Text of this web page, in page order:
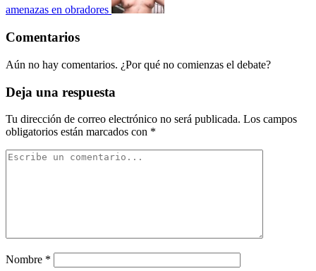
amenazas en obradores
Comentarios
Aún no hay comentarios. ¿Por qué no comienzas el debate?
Deja una respuesta
Tu dirección de correo electrónico no será publicada. Los campos
obligatorios están marcados con *
Nombre *